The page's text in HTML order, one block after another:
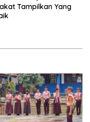
Tampilkan Yang